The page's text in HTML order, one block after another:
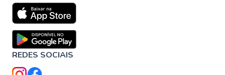
REDES SOCIAIS